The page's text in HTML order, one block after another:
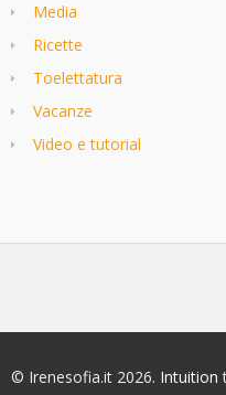
Media
Ricette
Toelettatura
Vacanze
Video e tutorial
© Irenesofia.it 2026. Intuition